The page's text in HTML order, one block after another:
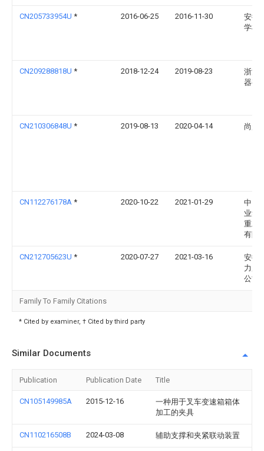
CN205733954U * 2016-06-25 2016-11-30
安徽
学机
CN209288818U * 2018-12-24 2019-08-23
浙江
器有
CN210306848U * 2019-08-13 2020-04-14 尚超
CN112276178A * 2020-10-22 2021-01-29
中国
业集
重工
有限
CN212705623U * 2020-07-27 2021-03-16
安徽
力股
公司
Family To Family Citations
* Cited by examiner, † Cited by third party
Similar Documents
Publication Publication Date Title
CN105149985A 2015-12-16
一种用于叉车变速箱箱体
加工的夹具
CN110216508B 2024-03-08 辅助支撑和夹紧联动装置